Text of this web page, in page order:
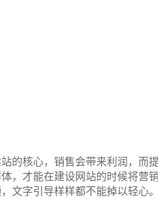
的核心，销售会带来利润，
，才能在建设网站的时候将营
文字引导样样都不能掉以轻心。